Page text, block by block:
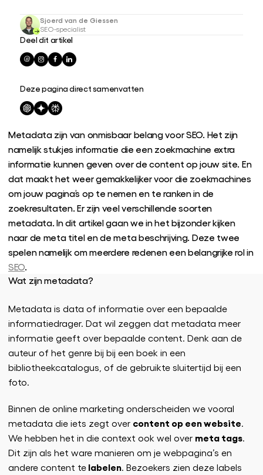
Sjoerd van de Giessen
SEO-specialist
Deel dit artikel
Deze pagina direct samenvatten
Metadata zijn van onmisbaar belang voor SEO. Het zijn
namelijk stukjes informatie die een zoekmachine extra
informatie kunnen geven over de content op jouw site. En
dat maakt het weer gemakkelijker voor die zoekmachines
om jouw pagina’s op te nemen en te ranken in de
zoekresultaten. Er zijn veel verschillende soorten
metadata. In dit artikel gaan we in het bijzonder kijken
naar de meta titel en de meta beschrijving. Deze twee
spelen namelijk om meerdere redenen een belangrijke rol in
SEO.
Wat zijn metadata?
Metadata is data of informatie over een bepaalde
informatiedrager. Dat wil zeggen dat metadata meer
informatie geeft over bepaalde content. Denk aan de
auteur of het genre bij bij een boek in een
bibliotheekcatalogus, of de gebruikte sluitertijd bij een
foto.
Binnen de online marketing onderscheiden we vooral
metadata die iets zegt over content op een website.
We hebben het in die context ook wel over meta tags.
Dit zijn als het ware manieren om je webpagina’s en
andere content te labelen. Bezoekers zien deze labels